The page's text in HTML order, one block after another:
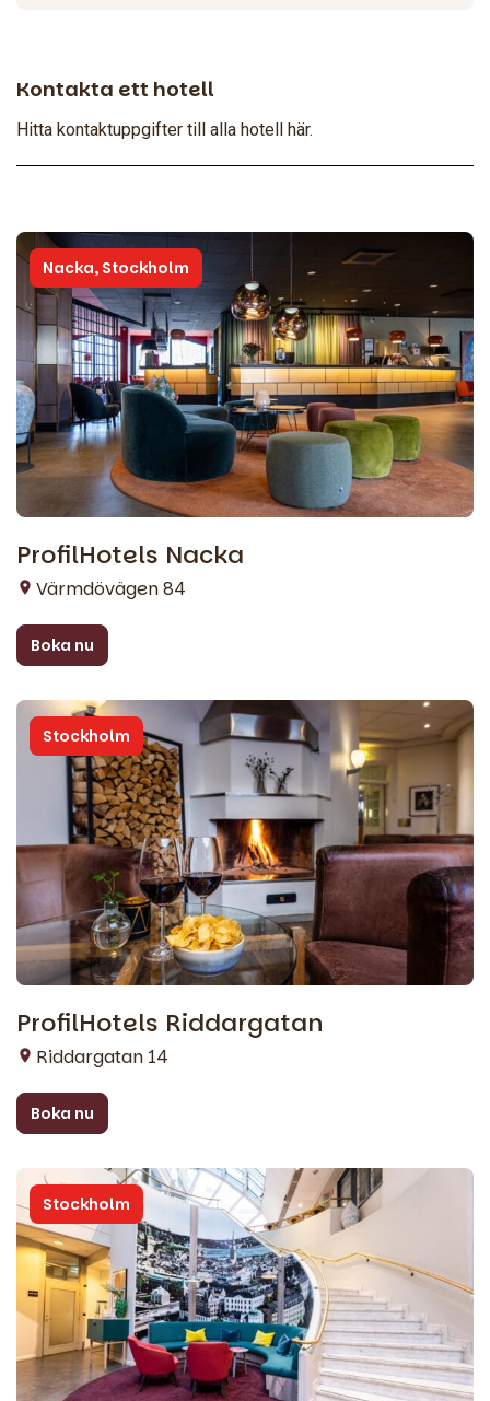
Kontakta ett hotell
Hitta kontaktuppgifter till alla hotell här.
Nacka, Stockholm
ProfilHotels Nacka
Värmdövägen 84
Boka nu
Stockholm
ProfilHotels Riddargatan
Riddargatan 14
Boka nu
Stockholm